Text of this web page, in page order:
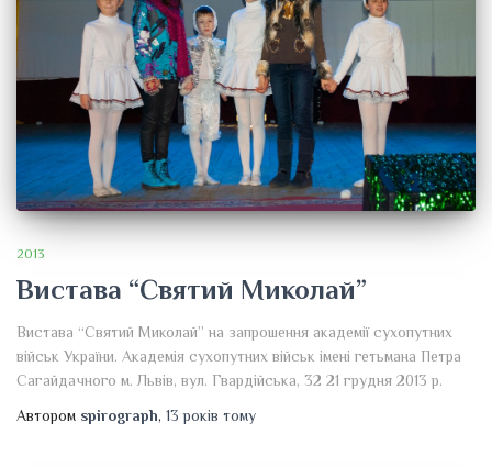
2013
Вистава “Святий Миколай”
Вистава “Святий Миколай” на запрошення академії сухопутних
військ України. Академія сухопутних військ імені гетьмана Петра
Сагайдачного м. Львів, вул. Гвардійська, 32 21 грудня 2013 р.
Автором spirograph, 13 років тому